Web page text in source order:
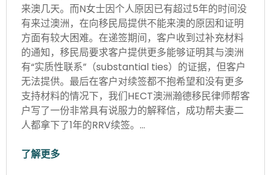
来澳几天。而N女士因个人原因已有超过5年的时间没
有来过澳洲，在向移民局提供不能来澳的原因和证明
方面有较大困难。在递签期间，客户收到过补充材料
的通知，移民局要求客户提供更多能够证明其与澳洲
有“实质性联系”（substantial ties）的证据，但客户
无法提供。最后在客户对续签都不抱希望和没有更多
支持材料的情况下，我们HECT澳洲瀚德移民律师帮客
户写了一份非常具有说服力的解释信，成功帮夫妻二
人都拿下了1年的RRV续签。…
了解更多